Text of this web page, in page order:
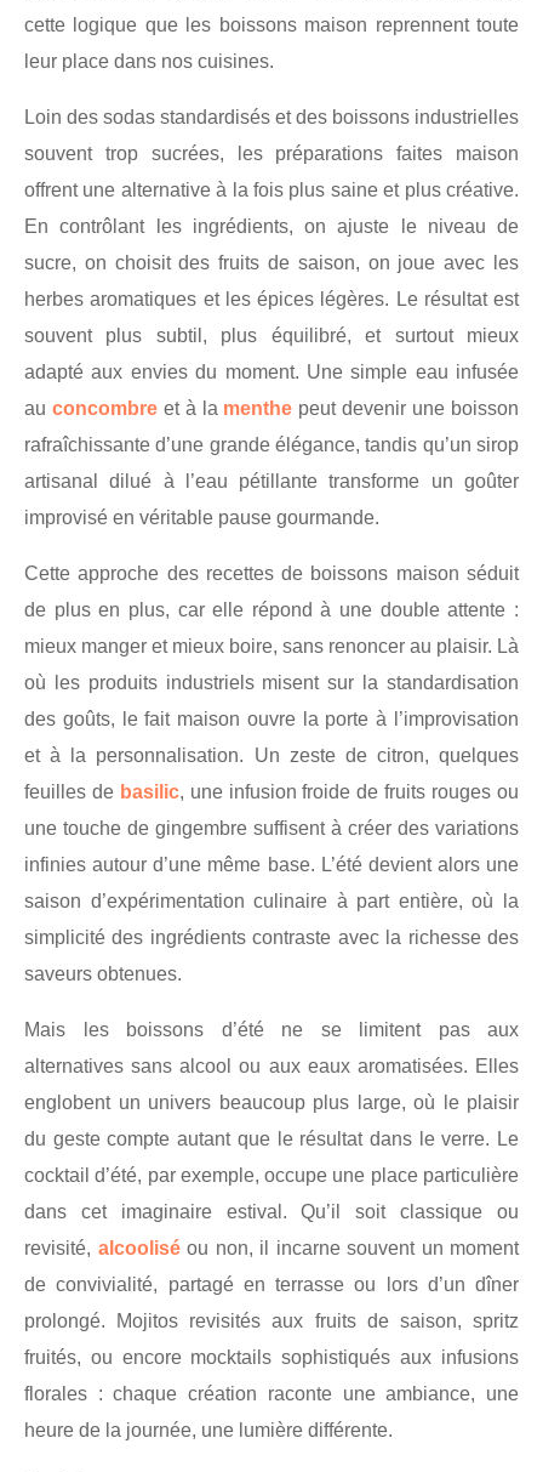
cette logique que les boissons maison reprennent toute
leur place dans nos cuisines.
Loin des sodas standardisés et des boissons industrielles
souvent trop sucrées, les préparations faites maison
offrent une alternative à la fois plus saine et plus créative.
En contrôlant les ingrédients, on ajuste le niveau de
sucre, on choisit des fruits de saison, on joue avec les
herbes aromatiques et les épices légères. Le résultat est
souvent plus subtil, plus équilibré, et surtout mieux
adapté aux envies du moment. Une simple eau infusée
au concombreet à la menthe peut devenir une boisson
rafraîchissante d’une grande élégance, tandis qu’un sirop
artisanal dilué à l’eau pétillante transforme un goûter
improvisé en véritable pause gourmande.
Cette approche des recettes de boissons maison séduit
de plus en plus, car elle répond à une double attente :
mieux manger et mieux boire, sans renoncer au plaisir. Là
où les produits industriels misent sur la standardisation
des goûts, le fait maison ouvre la porte à l’improvisation
et à la personnalisation. Un zeste de citron, quelques
feuilles de basilic, une infusion froide de fruits rouges ou
une touche de gingembre suffisent à créer des variations
infinies autour d’une même base. L’été devient alors une
saison d’expérimentation culinaire à part entière, où la
simplicité des ingrédients contraste avec la richesse des
saveurs obtenues.
Mais les boissons d’été ne se limitent pas aux
alternatives sans alcool ou aux eaux aromatisées. Elles
englobent un univers beaucoup plus large, où le plaisir
du geste compte autant que le résultat dans le verre. Le
cocktail d’été, par exemple, occupe une place particulière
dans cet imaginaire estival. Qu’il soit classique ou
revisité, alcooliséou non, il incarne souvent un moment
de convivialité, partagé en terrasse ou lors d’un dîner
prolongé. Mojitos revisités aux fruits de saison, spritz
fruités, ou encore mocktails sophistiqués aux infusions
florales : chaque création raconte une ambiance, une
heure de la journée, une lumière différente.